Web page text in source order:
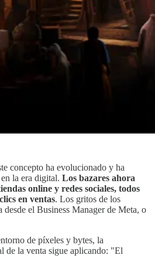
concepto ha evolucionado y ha
la era digital. Los bazares ahora
online y redes sociales, todos
en ventas. Los gritos de los
desde el Business Manager de Meta, o
de píxeles y bytes, la
de la venta sigue aplicando: "El